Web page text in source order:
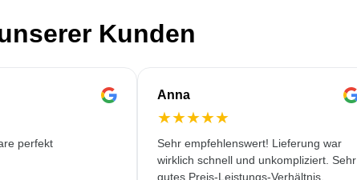
Kunden
perfekt
Anna
★★★★★
Sehr empfehlenswert! Lieferung war
wirklich schnell und unkompliziert. Sehr
gutes Preis-Leistungs-Verhältnis.